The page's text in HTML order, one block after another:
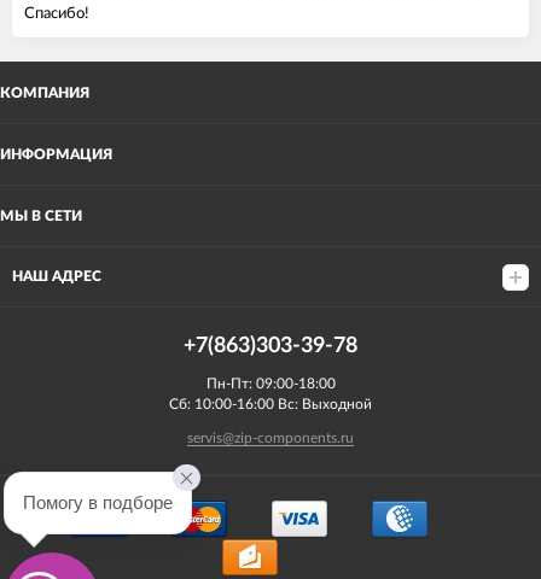
Спасибо!
КОМПАНИЯ
ИНФОРМАЦИЯ
МЫ В СЕТИ
НАШ АДРЕС
+7(863)303-39-78
Пн-Пт: 09:00-18:00
Сб: 10:00-16:00 Вс: Выходной
servis@zip-components.ru
Помогу в подборе